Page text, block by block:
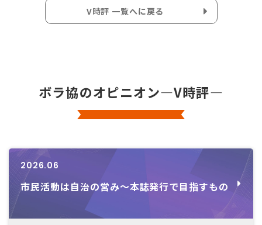
V時評 一覧へに戻る
ボラ協のオピニオン―V時評―
2026.06
市民活動は自治の営み～本誌発行で目指すもの